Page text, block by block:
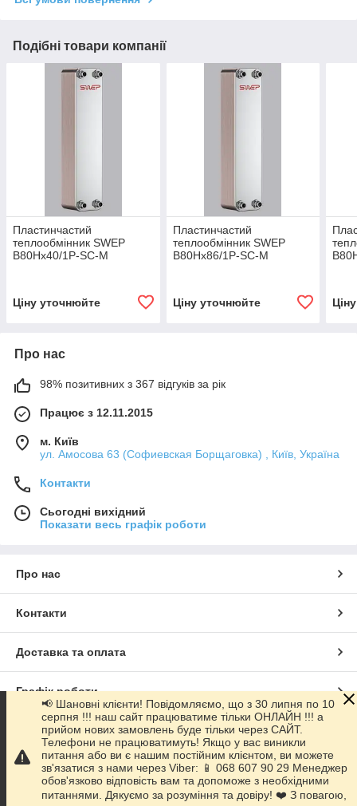
Подібні товари компанії
Пластинчастий
теплообмінник SWEP
B80Hx40/1P-SC-M
Ціну уточнюйте
Пластинчастий
теплообмінник SWEP
B80Hx86/1P-SC-M
Ціну уточнюйте
Про нас
98% позитивних з 367 відгуків за рік
Працює з 12.11.2015
м. Київ
ул. Амосова 63 (Софиевская Борщаговка) , Київ, Україна
Контакти
Сьогодні вихідний
Показати весь графік роботи
Про нас
Контакти
Доставка та оплата
Графік роботи
Повна версія сайту
Сайт створено на маркетплейсі Prom.ua
📢 Шановні клієнти! Повідомляємо, що з 30 липня по 10
серпня !!! наш сайт працюватиме тільки ОНЛАЙН !!! а
прийом нових замовлень буде тільки через САЙТ.
Телефони не працюватимуть! Якщо у вас виникли
питання або ви є нашим постійним клієнтом, ви можете
зв'язатися з нами через Viber: 📱 068 607 90 29 Менеджер
обов'язково відповість вам та допоможе з необхідними
питаннями. Дякуємо за розуміння та довіру! ❤️ З повагою,